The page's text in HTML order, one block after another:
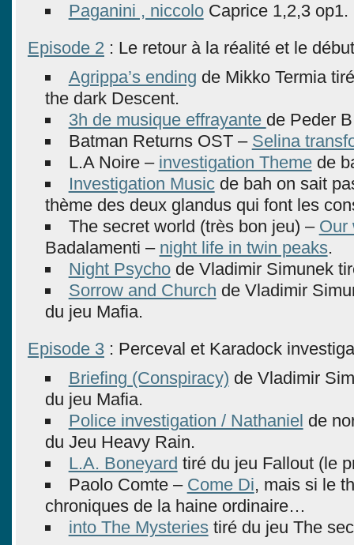
Paganini , niccoloCaprice 1,2,3 op1.
Episode 2 : Le retour à la réalité et le
Agrippa’s ending de Mikko Termia
the dark Descent.
3h de musique effrayante de Peder
Batman Returns OST – Selina
L.A Noire – investigation Themede
Investigation Musicde bah on sait
thème des deux glandus qui font les
The secret world (très bon jeu) – Our
Badalamenti – night life in twin peaks.
Night Psychode Vladimir Simunek
Sorrow and Church de Vladimir
du jeu Mafia.
Episode 3 : Perceval et Karadock
Briefing (Conspiracy) de Vladimir
du jeu Mafia.
Police investigation / Nathaniel de
du Jeu Heavy Rain.
L.A. Boneyard tiré du jeu Fallout (le
Paolo Comte – Come Di, mais si le
chroniques de la haine ordinaire…
into The Mysteriestiré du jeu The